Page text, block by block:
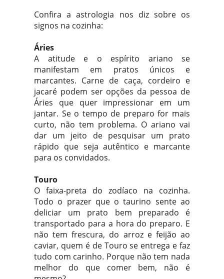
Confira a astrologia nos diz sobre os
signos na cozinha:
Áries
A atitude e o espírito ariano se
manifestam em pratos únicos e
marcantes. Carne de caça, cordeiro e
jacaré podem ser opções da pessoa de
Áries que quer impressionar em um
jantar. Se o tempo de preparo for mais
curto, não tem problema. O ariano vai
dar um jeito de pesquisar um prato
rápido que seja autêntico e marcante
para os convidados.
Touro
O faixa-preta do zodíaco na cozinha.
Todo o prazer que o taurino sente ao
deliciar um prato bem preparado é
transportado para a hora do preparo. E
não tem frescura, do arroz e feijão ao
caviar, quem é de Touro se entrega e faz
tudo com carinho. Porque não tem nada
melhor do que comer bem, não é